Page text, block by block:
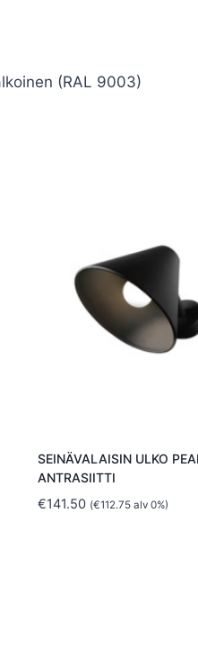
(RAL 9003)
SEINÄVALAISIN ULKO
ANTRASIITTI
€141.50 (€112.75alv 0%)